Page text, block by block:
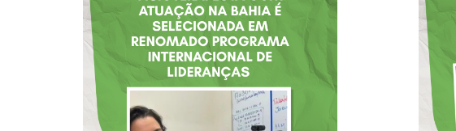
FISIOTERAPEUTA
COM ATUAÇÃO NA
BAHIA É
SELECIONADA EM
RENOMADO
PROGRAMA